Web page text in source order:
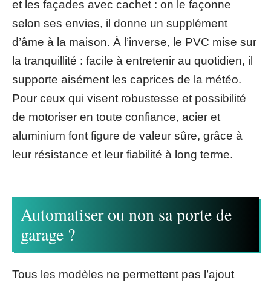
et les façades avec cachet : on le façonne
selon ses envies, il donne un supplément
d’âme à la maison. À l’inverse, le PVC mise sur
la tranquillité : facile à entretenir au quotidien, il
supporte aisément les caprices de la météo.
Pour ceux qui visent robustesse et possibilité
de motoriser en toute confiance, acier et
aluminium font figure de valeur sûre, grâce à
leur résistance et leur fiabilité à long terme.
Automatiser ou non sa porte de
garage ?
Tous les modèles ne permettent pas l’ajout